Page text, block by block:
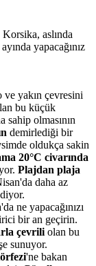
Korsika, aslında
yapacağınız
yakın çevresini
bu küçük
sahip olmasının
demirlediği bir
oldukça sakin
20°C civarında
Plajdan plaja
daha az
ne yapacağınızı
bir an geçirin.
çevrili olan bu
sunuyor.
'ne bakan